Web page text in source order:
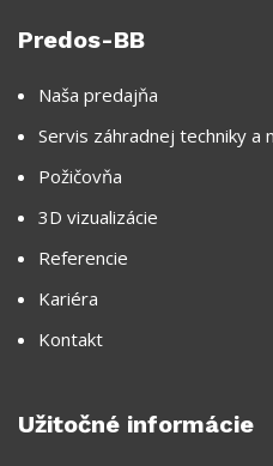
Predos-BB
Naša predajňa
Servis záhradnej techniky a
Požičovňa
3D vizualizácie
Referencie
Kariéra
Kontakt
Užitočné informácie